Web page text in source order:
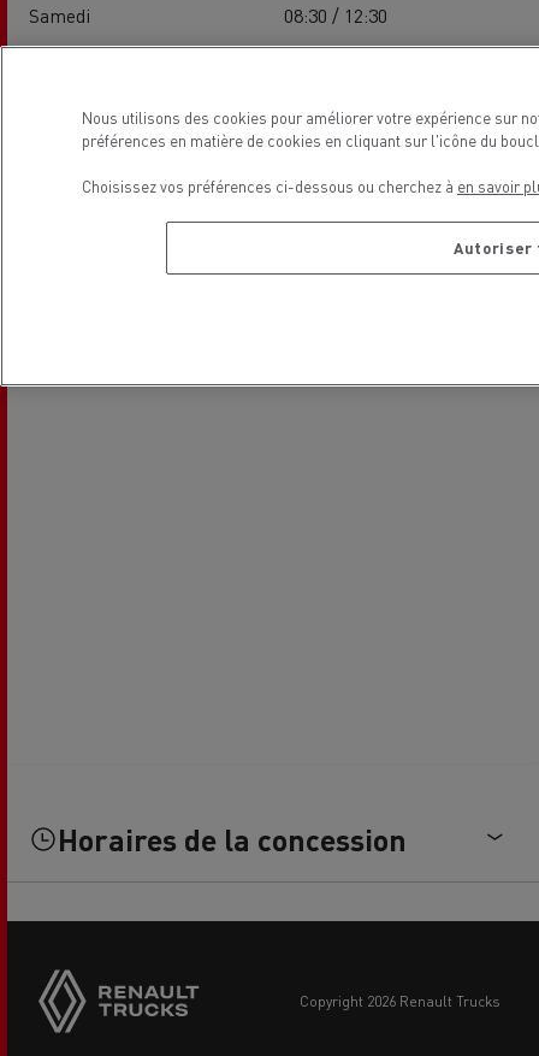
Samedi
08:30 / 12:30
Dimanche
-
Localisation
Horaires de la concession
buttons
copyright 2026 Renault Trucks
Nous utilisons des cookies pour améliorer votre expérience sur
préférences en matière de cookies en cliquant sur l'icône du
Choisissez vos préférences ci-dessous ou cherchez à en savoir
Autoriser